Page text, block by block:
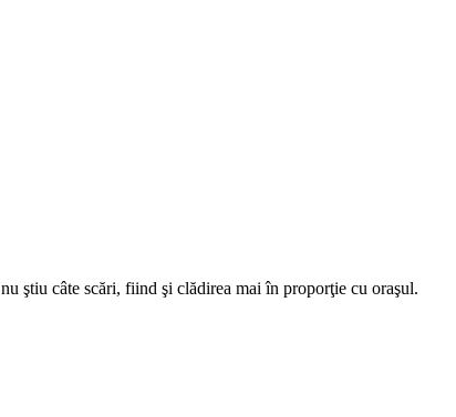
ştiu câte scări, fiind şi clădirea mai în proporţie cu oraşul.